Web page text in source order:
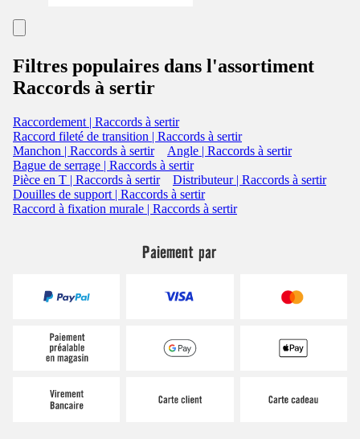
Filtres populaires dans l'assortiment
Raccords à sertir
Raccordement | Raccords à sertir
Raccord fileté de transition | Raccords à sertir
Manchon | Raccords à sertir
Angle | Raccords à sertir
Bague de serrage | Raccords à sertir
Pièce en T | Raccords à sertir
Distributeur | Raccords à sertir
Douilles de support | Raccords à sertir
Raccord à fixation murale | Raccords à sertir
Paiement par